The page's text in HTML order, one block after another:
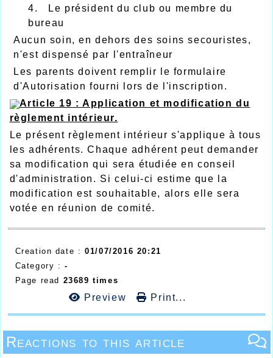
4. Le président du club ou membre du
bureau
Aucun soin, en dehors des soins secouristes,
n'est dispensé par l'entraîneur
Les parents doivent remplir le formulaire
d'Autorisation fourni lors de l'inscription.
Article 19 : Application et modification du
règlement intérieur.
Le présent règlement intérieur s'applique à tous
les adhérents. Chaque adhérent peut demander
sa modification qui sera étudiée en conseil
d'administration. Si celui-ci estime que la
modification est souhaitable, alors elle sera
votée en réunion de comité.
Creation date :01/07/2016 20:21
Category :-
Page read 23689 times
Preview Print...
Reactions to this article